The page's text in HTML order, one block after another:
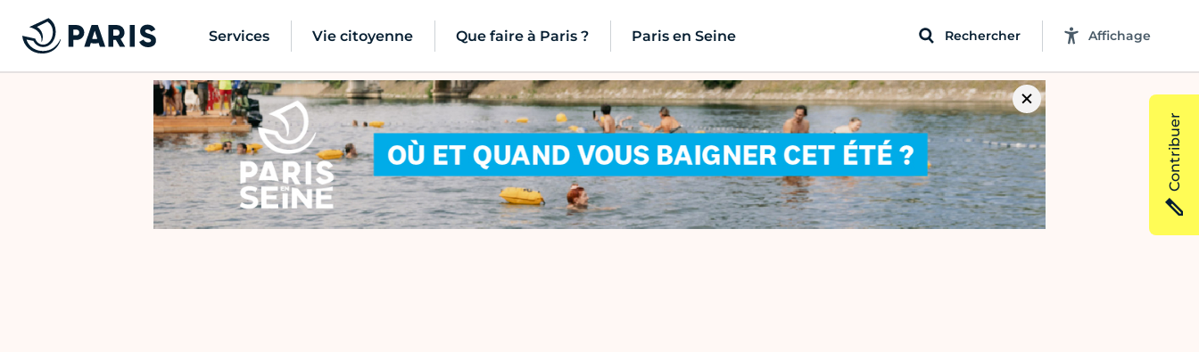
Services Vie citoyenne Que faire à Paris ? Paris en Seine Rechercher Affichage
Contribuer